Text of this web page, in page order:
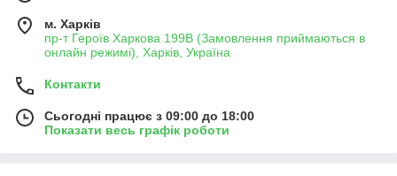
м. Харків
пр-т Героїв Харкова 199B (Замовлення приймаються в
онлайн режимі), Харків, Україна
Контакти
Сьогодні працює з 09:00 до 18:00
Показати весь графік роботи